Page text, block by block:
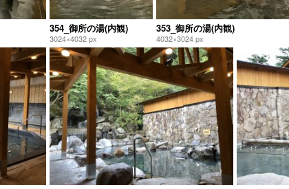
354_御所の湯(内観)
3024×4032 px
353_御所の湯(内観)
4032×3024 px